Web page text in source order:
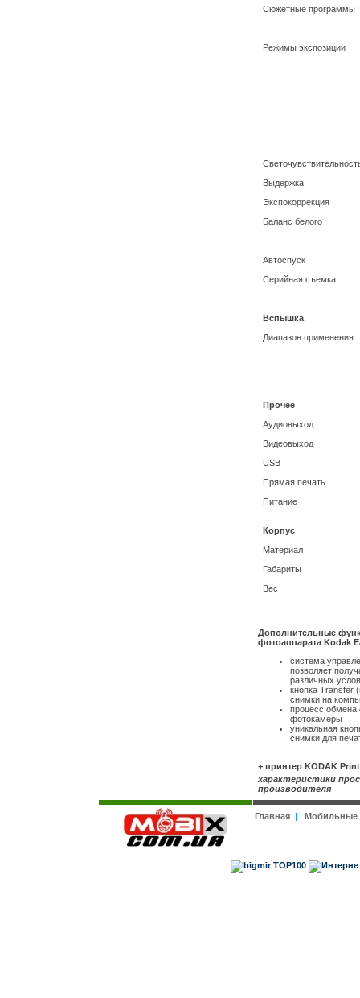
Сюжетные программы
Режимы экспозиции
Выдержка
Экспокоррекция
Баланс белого
Автоспуск
Серийная съемка
Вспышка
Диапазон применения
Прочее
Аудиовыход
Видеовыход
USB
Прямая печать
Питание
Корпус
Материал
Габариты
Вес
Дополнительные
фотоаппарата Kodak
система
позволяет
различных
кнопка Transfer
снимки на
процесс обмена
фотокамеры
уникальная
снимки для
+ принтер KODAK
характеристики
производителя
Главная | Мобильные